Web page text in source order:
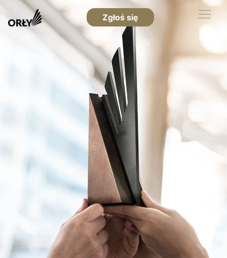
Zgłoś się